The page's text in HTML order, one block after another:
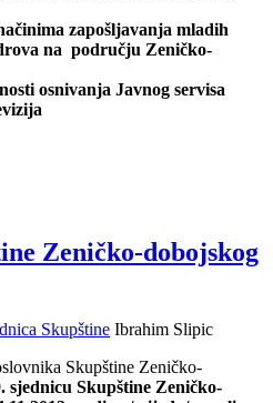
zapošljavanja mladih
na području Zeničko-
osnivanja Javnog servisa
Zeničko-dobojskog
Skupštine Ibrahim Slipic
Skupštine Zeničko-
sjednicu Skupštine Zeničko-